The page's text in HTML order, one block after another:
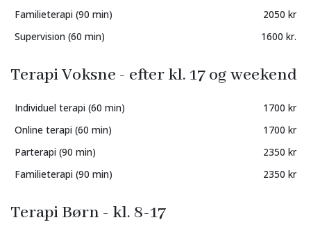
Familieterapi (90 min)
2050 kr
Supervision (60 min)
1600 kr.
Terapi Voksne - efter kl. 17 og weekend
Individuel terapi (60 min)
1700 kr
Online terapi (60 min)
1700 kr
Parterapi (90 min)
2350 kr
Familieterapi (90 min)
2350 kr
Terapi Børn - kl. 8-17